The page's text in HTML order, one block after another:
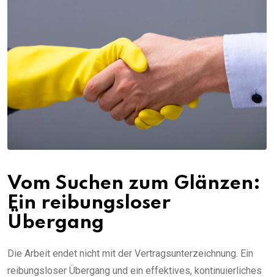
Vom Suchen zum Glänzen:
Ein reibungsloser
Übergang
Die Arbeit endet nicht mit der Vertragsunterzeichnung. Ein
reibungsloser Übergang und ein effektives, kontinuierliches